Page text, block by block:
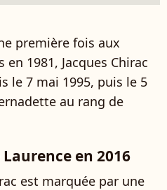
première fois aux
1981, Jacques Chirac
le 7 mai 1995, puis le 5
au rang de
en 2016
est marquée par une